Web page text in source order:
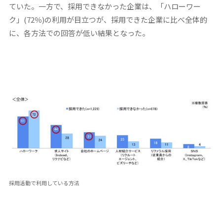
ていた。一方で、採用できなかった企業は、「ハローワー
ク」(72％)の利用が目立つが、採用できた企業に比べ全体的
に、各方法での回答が低い結果となった。
採用活動で利用している方法